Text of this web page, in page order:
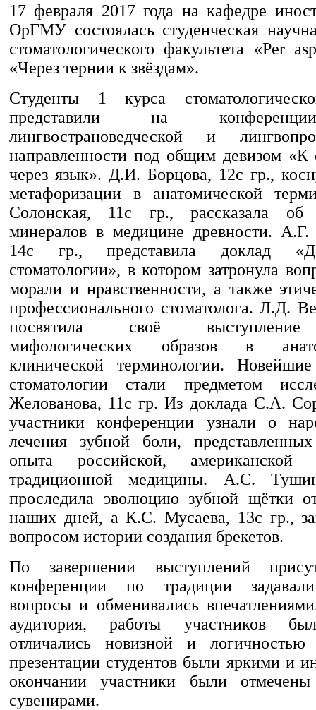
17 февраля 2017 года на кафедре
ОрГМУ состоялась студенческая
стоматологического факультета «Per
«Через тернии к звёздам».
Студенты 1 курса
представили на
лингвострановедческой и
направленности под общим девизом «К
через язык». Д.И. Борцова, 12с гр.,
метафоризации в анатомической
Солонская, 11с гр., рассказала об
минералов в медицине древности. А.Г.
14с гр., представила доклад
стоматологии», в котором затронула
морали и нравственности, а также
профессионального стоматолога. Л.Д.
посвятила своё
мифологических образов в
клинической терминологии.
стоматологии стали предметом
Желованова, 11с гр. Из доклада С.А.
участники конференции узнали о
лечения зубной боли,
опыта российской,
традиционной медицины. А.С.
проследила эволюцию зубной щётки
наших дней, а К.С. Мусаева, 13с гр.,
вопросом истории создания брекетов.
По завершении выступлений
конференции по традиции
вопросы и обменивались
аудитория, работы участников
отличались новизной и логичностью
презентации студентов были яркими и
окончании участники были
сувенирами.